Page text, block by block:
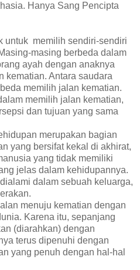
Hanya Sang Pencipta
untuk memilih sendiri-sendiri
masing berbeda dalam
ayah dengan anaknya
kematian. Antara saudara
memilih jalan kematian.
memilih jalan kematian,
dan tujuan yang sama
merupakan bagian
yang bersifat kekal di akhirat,
yang tidak memiliki
jelas dalam kehidupannya.
dalam sebuah keluarga,
menuju kematian dengan
Karena itu, sepanjang
(diarahkan) dengan
terus dipenuhi dengan
yang penuh dengan hal-hal